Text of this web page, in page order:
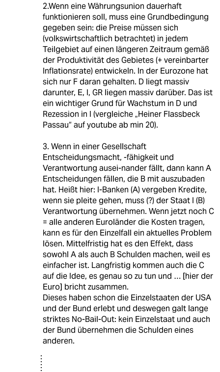
2.Wenn eine Währungsunion dauerhaft
funktionieren soll, muss eine Grundbedingung
gegeben sein: die Preise müssen sich
(volkswirtschaftlich betrachtet) in jedem
Teilgebiet auf einen längeren Zeitraum gemäß
der Produktivität des Gebietes (+ vereinbarter
Inflationsrate) entwickeln. In der Eurozone hat
sich nur F daran gehalten. D liegt massiv
darunter, E, I, GR liegen massiv darüber. Das ist
ein wichtiger Grund für Wachstum in D und
Rezession in I (vergleiche „Heiner Flassbeck
Passau“ auf youtube ab min 20).
3. Wenn in einer Gesellschaft
Entscheidungsmacht, -fähigkeit und
Verantwortung ausei-nander fällt, dann kann A
Entscheidungen fällen, die B mit auszubaden
hat. Heißt hier: I-Banken (A) vergeben Kredite,
wenn sie pleite gehen, muss (?) der Staat I (B)
Verantwortung übernehmen. Wenn jetzt noch C
= alle anderen Euroländer die Kosten tragen,
kann es für den Einzelfall ein aktuelles Problem
lösen. Mittelfristig hat es den Effekt, dass
sowohl A als auch B Schulden machen, weil es
einfacher ist. Langfristig kommen auch die C
auf die Idee, es genau so zu tun und … [hier der
Euro] bricht zusammen.
Dieses haben schon die Einzelstaaten der USA
und der Bund erlebt und deswegen galt lange
striktes No-Bail-Out: kein Einzelstaat und auch
der Bund übernehmen die Schulden eines
anderen.